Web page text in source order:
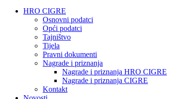
HRO CIGRE
Osnovni podatci​
Opći podatci
Tajništvo
Tijela
Pravni dokumenti
Nagrade i priznanja
Nagrade i priznanja HRO CIGRE
Nagrade i priznanja CIGRE
Kontakt